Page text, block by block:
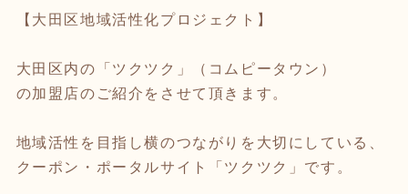
【大田区地域活性化プロジェクト】
大田区内の「ツクツク」（コムピータウン）
の加盟店のご紹介をさせて頂きます。
地域活性を目指し横のつながりを大切にしている、
クーポン・ポータルサイト「ツクツク」です。